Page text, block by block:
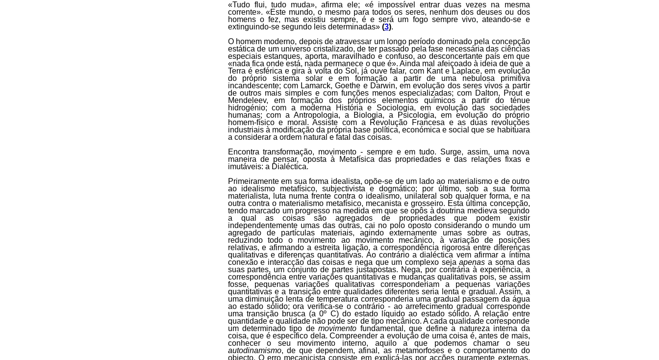
«Tudo flui, tudo muda», afirma ele; «é impossível entrar duas vezes na mesma
corrente». «Este mundo, o mesmo para todos os seres, nenhum dos deuses ou dos
homens o fez, mas existiu sempre, é e será um fogo sempre vivo, ateando-se e
extinguindo-se segundo leis determinadas» (3).
O homem moderno, depois de atravessar um longo período dominado pela concepção
estática de um universo cristalizado, de ter passado pela fase necessária das ciências
especiais estanques, aporta, maravilhado e confuso, ao desconcertante país em que
«nada fica onde está, nada permanece o que é». Ainda mal afeiçoado à ideia de que a
Terra é esférica e gira à volta do Sol, já ouve falar, com Kant e Laplace, em evolução
do próprio sistema solar e em formação a partir de uma nebulosa primitiva
incandescente; com Lamarck, Goethe e Darwin, em evolução dos seres vivos a partir
de outros mais simples e com funções menos especializadas; com Dalton, Prout e
Mendeleev, em formação dos próprios elementos químicos a partir do ténue
hidrogénio; com a moderna História e Sociologia, em evolução das sociedades
humanas; com a Antropologia, a Biologia, a Psicologia, em evolução do próprio
homem-físico e moral. Assiste com a Revolução Francesa e as duas revoluções
industriais à modificação da própria base política, económica e social que se habituara
a considerar a ordem natural e fatal das coisas.
Encontra transformação, movimento - sempre e em tudo. Surge, assim, uma nova
maneira de pensar, oposta à Metafísica das propriedades e das relações fixas e
imutáveis: a Dialéctica.
Primeiramente em sua forma idealista, opõe-se de um lado ao materialismo e de outro
ao idealismo metafísico, subjectivista e dogmático; por último, sob a sua forma
materialista, luta numa frente contra o idealismo, unilateral sob qualquer forma, e na
outra contra o materialismo metafísico, mecanista e grosseiro. Esta última concepção,
tendo marcado um progresso na medida em que se opôs à doutrina medieva segundo
a qual as coisas são agregados de propriedades que podem existir
independentemente umas das outras, cai no polo oposto considerando o mundo um
agregado de partículas materiais, agindo externamente umas sobre as outras,
reduzindo todo o movimento ao movimento mecânico, à variação de posições
relativas, e afirmando a estreita ligação, a correspondência rigorosa entre diferenças
qualitativas e diferenças quantitativas. Ao contrário a dialéctica vem afirmar a íntima
conexão e interacção das coisas e nega que um complexo sejaapenas a soma das
suas partes, um conjunto de partes justapostas. Nega, por contrária à experiência, a
correspondência entre variações quantitativas e mudanças qualitativas pois, se assim
fosse, pequenas variações qualitativas corresponderiam a pequenas variações
quantitativas e a transição entre qualidades diferentes seria lenta e gradual. Assim, a
uma diminuição lenta de temperatura corresponderia uma gradual passagem da água
ao estado sólido; ora verifica-se o contrário - ao arrefecimento gradual corresponde
uma transição brusca (a 0º C) do estado líquido ao estado sólido. A relação entre
quantidade e qualidade não pode ser de tipo mecânico. A cada qualidade corresponde
um determinado tipo demovimento fundamental, que define a natureza interna da
coisa, que é específico dela. Compreender a evolução de uma coisa é, antes de mais,
conhecer o seu movimento interno, aquilo a que podemos chamar o seu
autodinamismo, de que dependem, afinal, as metamorfoses e o comportamento do
objecto. O erro mecanicista consiste em explicá-las por acções puramente externas,